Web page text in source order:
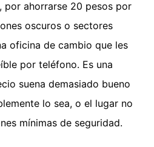
por ahorrarse 20 pesos por
oscuros o sectores
oficina de cambio que les
por teléfono. Es una
suena demasiado bueno
lo sea, o el lugar no
mínimas de seguridad.